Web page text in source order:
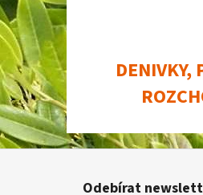
DENIVKY,
Z
Odebírat